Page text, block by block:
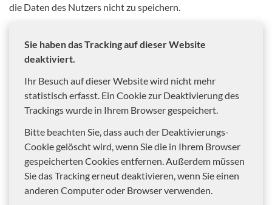
die Daten des Nutzers nicht zu speichern.
Sie haben das Tracking auf dieser Website
deaktiviert.
Ihr Besuch auf dieser Website wird nicht mehr
statistisch erfasst. Ein Cookie zur Deaktivierung des
Trackings wurde in Ihrem Browser gespeichert.
Bitte beachten Sie, dass auch der Deaktivierungs-
Cookie gelöscht wird, wenn Sie die in Ihrem Browser
gespeicherten Cookies entfernen. Außerdem müssen
Sie das Tracking erneut deaktivieren, wenn Sie einen
anderen Computer oder Browser verwenden.